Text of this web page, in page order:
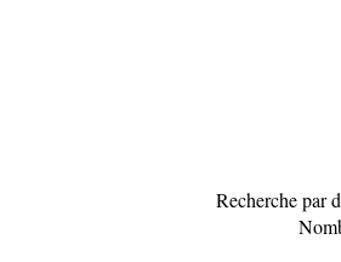
Recherche par